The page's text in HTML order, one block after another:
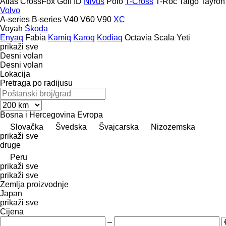
Volvo
A-series B-series V40 V60 V90 XC
Voyah Škoda
Enyaq Fabia Kamiq Karoq Kodiaq Octavia Scala Yeti
prikaži sve
Desni volan
Desni volan
Lokacija
Pretraga po radijusu
Bosna i Hercegovina Evropa
Slovačka
Švedska Švајcarska
Nizozemska
prikaži sve
druge
Peru
prikaži sve
prikaži sve
Zemlja proizvodnje
Japan
prikaži sve
Cijena
–